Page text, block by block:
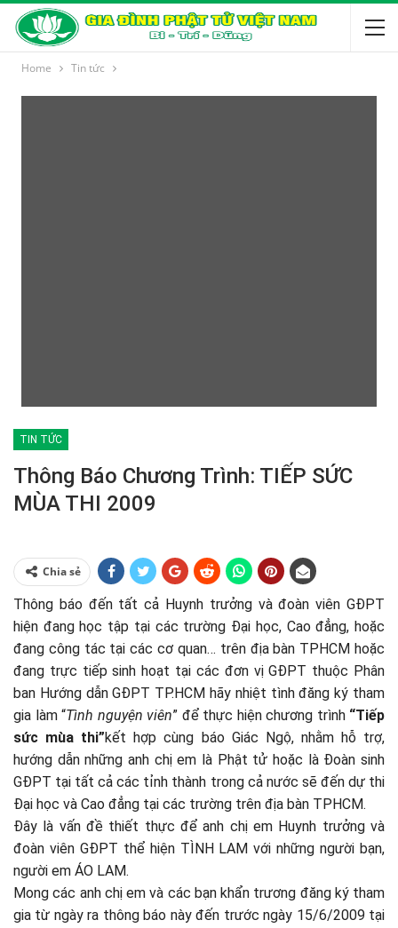
Home Tin tức
TIN TỨC
Thông Báo Chương Trình: TIẾP SỨC
MÙA THI 2009
Chia sẻ
Thông báo đến tất cả Huynh trưởng và đoàn viên GĐPT
hiện đang học tập tại các trường Đại học, Cao đẳng, hoặc
đang công tác tại các cơ quan… trên địa bàn TPHCM hoặc
đang trực tiếp sinh hoạt tại các đơn vị GĐPT thuộc Phân
ban Hướng dẫn GĐPT TP.HCM hãy nhiệt tình đăng ký tham
gia làm “Tình nguyện viên” để thực hiện chương trình “Tiếp
sức mùa thi”kết hợp cùng báo Giác Ngộ, nhằm hỗ trợ,
hướng dẫn những anh chị em là Phật tử hoặc là Đoàn sinh
GĐPT tại tất cả các tỉnh thành trong cả nước sẽ đến dự thi
Đại học và Cao đẳng tại các trường trên địa bàn TPHCM.
Đây là vấn đề thiết thực để anh chị em Huynh trưởng và
đoàn viên GĐPT thể hiện TÌNH LAM với những người bạn,
người em ÁO LAM.
Mong các anh chị em và các bạn khẩn trương đăng ký tham
gia từ ngày ra thông báo này đến trước ngày 15/6/2009 tại